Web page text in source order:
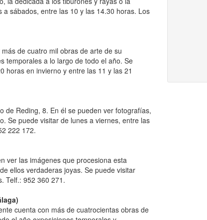
sábados, entre las 10 y las 14.30 horas. Los
de cuatro mil obras de arte de su
temporales a lo largo de todo el año. Se
horas en invierno y entre las 11 y las 21
de Reding, 8. En él se pueden ver fotografías,
Se puede visitar de lunes a viernes, entre las
222 172.
ver las imágenes que procesiona esta
ellos verdaderas joyas. Se puede visitar
Telf.: 952 360 271.
cuenta con más de cuatrocientas obras de